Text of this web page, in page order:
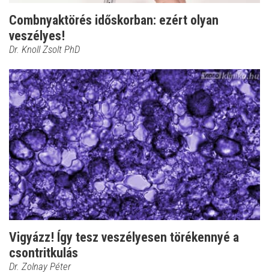
Combnyaktörés időskorban: ezért olyan
veszélyes!
Dr. Knoll Zsolt PhD
Vigyázz! Így tesz veszélyesen törékennyé a
csontritkulás
Dr. Zolnay Péter